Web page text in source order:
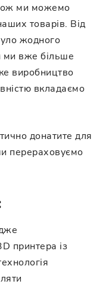
ми можемо
товарів. Від
жодного
ми вже більше
виробництво
вкладаємо
донатите для
перераховуємо
принтера із